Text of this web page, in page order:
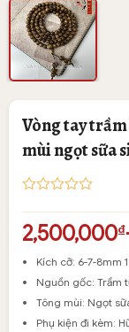
Vòng tay
mùi ngọt sữa
đánh giá
2,500,000₫
Khoảng
giá:
từ
2,500,000₫
đến
Kích cỡ: 6-7-8mm
Nguồn gốc: Trầm
Tông mùi: Ngọt
Phụ kiện đi kèm: